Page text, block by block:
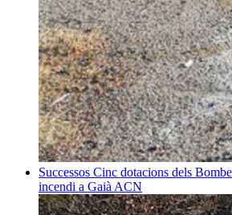
Successos Cinc dotacions dels
incendi a Gaià ACN